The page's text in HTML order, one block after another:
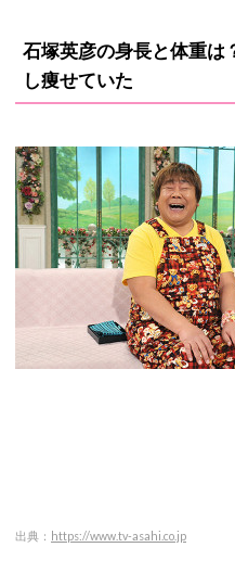
石塚英彦の身長と体重
し痩せていた
出典： https://www.tv-asahi.co.jp